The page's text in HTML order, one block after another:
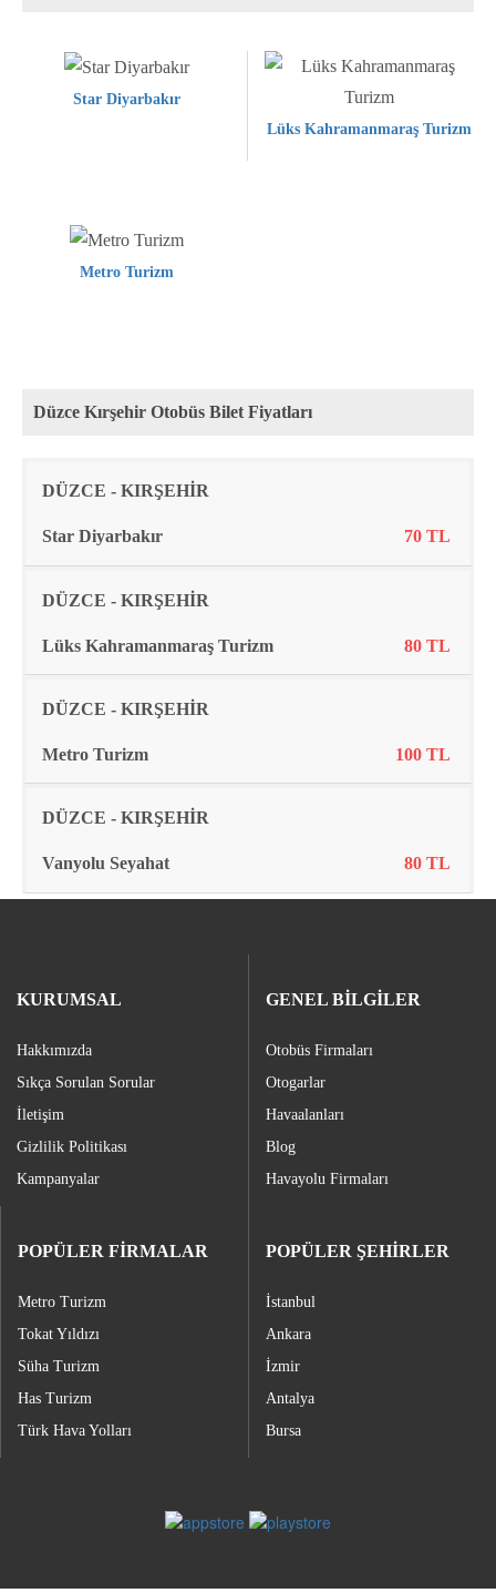
Star Diyarbakır
Lüks Kahramanmaraş Turizm
Metro Turizm
Düzce Kırşehir Otobüs Bilet Fiyatları
Rota Firma Fiyat
DÜZCE - KIRŞEHİR
Star Diyarbakır 70 TL
DÜZCE - KIRŞEHİR
Lüks Kahramanmaraş Turizm 80 TL
DÜZCE - KIRŞEHİR
Metro Turizm 100 TL
DÜZCE - KIRŞEHİR
Vanyolu Seyahat 80 TL
KURUMSAL
Hakkımızda
Sıkça Sorulan Sorular
İletişim
Gizlilik Politikası
Kampanyalar
GENEL BİLGİLER
Otobüs Firmaları
Otogarlar
Havaalanları
Blog
Havayolu Firmaları
POPÜLER FİRMALAR
Metro Turizm
Tokat Yıldızı
Süha Turizm
Has Turizm
Türk Hava Yolları
POPÜLER ŞEHİRLER
İstanbul
Ankara
İzmir
Antalya
Bursa